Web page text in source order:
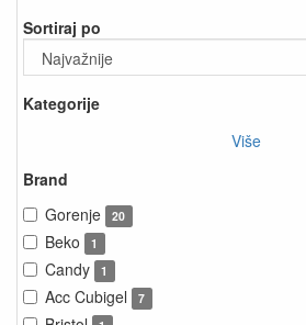
Sortiraj po
Kategorije
Više
Brand
Gorenje
20
Beko 1
Candy 1
Acc Cubigel 7